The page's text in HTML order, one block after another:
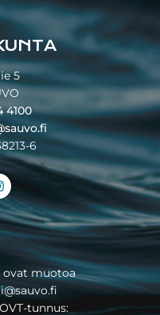
5
4100
6
ovat muotoa
tunnus: